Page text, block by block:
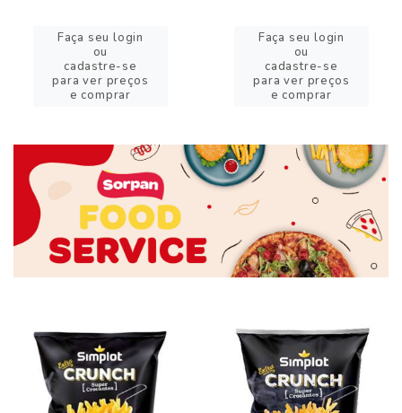
Faça seu login
ou
cadastre-se
para ver preços
e comprar
Faça seu login
ou
cadastre-se
para ver preços
e comprar